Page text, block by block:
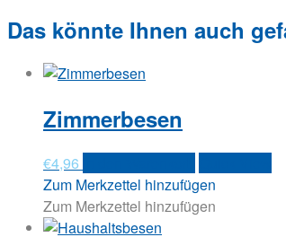
Das könnte Ihnen auch
Zimmerbesen
€4,96
Zum Merkzettel hinzufügen
Zum Merkzettel hinzufügen